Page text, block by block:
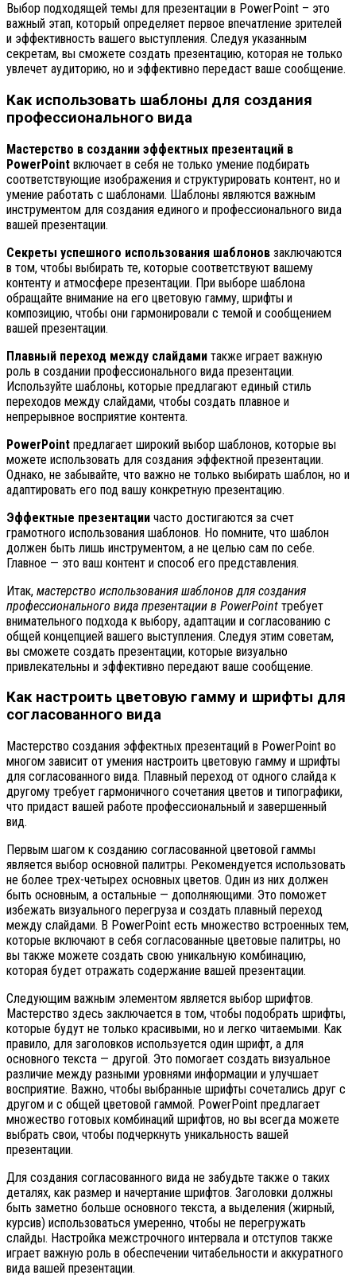
Выбор подходящей темы для презентации в PowerPoint – это
важный этап, который определяет первое впечатление зрителей
и эффективность вашего выступления. Следуя указанным
секретам, вы сможете создать презентацию, которая не только
увлечет аудиторию, но и эффективно передаст ваше сообщение.
Как использовать шаблоны для создания
профессионального вида
Мастерство в создании эффектных презентаций в
PowerPoint включает в себя не только умение подбирать
соответствующие изображения и структурировать контент, но и
умение работать с шаблонами. Шаблоны являются важным
инструментом для создания единого и профессионального вида
вашей презентации.
Секреты успешного использования шаблонов заключаются
в том, чтобы выбирать те, которые соответствуют вашему
контенту и атмосфере презентации. При выборе шаблона
обращайте внимание на его цветовую гамму, шрифты и
композицию, чтобы они гармонировали с темой и сообщением
вашей презентации.
Плавный переход между слайдами также играет важную
роль в создании профессионального вида презентации.
Используйте шаблоны, которые предлагают единый стиль
переходов между слайдами, чтобы создать плавное и
непрерывное восприятие контента.
PowerPoint предлагает широкий выбор шаблонов, которые вы
можете использовать для создания эффектной презентации.
Однако, не забывайте, что важно не только выбирать шаблон, но и
адаптировать его под вашу конкретную презентацию.
Эффектные презентации часто достигаются за счет
грамотного использования шаблонов. Но помните, что шаблон
должен быть лишь инструментом, а не целью сам по себе.
Главное — это ваш контент и способ его представления.
Итак, мастерство использования шаблонов для создания
профессионального вида презентации в PowerPoint требует
внимательного подхода к выбору, адаптации и согласованию с
общей концепцией вашего выступления. Следуя этим советам,
вы сможете создать презентации, которые визуально
привлекательны и эффективно передают ваше сообщение.
Как настроить цветовую гамму и шрифты для
согласованного вида
Мастерство создания эффектных презентаций в PowerPoint во
многом зависит от умения настроить цветовую гамму и шрифты
для согласованного вида. Плавный переход от одного слайда к
другому требует гармоничного сочетания цветов и типографики,
что придаст вашей работе профессиональный и завершенный
вид.
Первым шагом к созданию согласованной цветовой гаммы
является выбор основной палитры. Рекомендуется использовать
не более трех-четырех основных цветов. Один из них должен
быть основным, а остальные — дополняющими. Это поможет
избежать визуального перегруза и создать плавный переход
между слайдами. В PowerPoint есть множество встроенных тем,
которые включают в себя согласованные цветовые палитры, но
вы также можете создать свою уникальную комбинацию,
которая будет отражать содержание вашей презентации.
Следующим важным элементом является выбор шрифтов.
Мастерство здесь заключается в том, чтобы подобрать шрифты,
которые будут не только красивыми, но и легко читаемыми. Как
правило, для заголовков используется один шрифт, а для
основного текста — другой. Это помогает создать визуальное
различие между разными уровнями информации и улучшает
восприятие. Важно, чтобы выбранные шрифты сочетались друг с
другом и с общей цветовой гаммой. PowerPoint предлагает
множество готовых комбинаций шрифтов, но вы всегда можете
выбрать свои, чтобы подчеркнуть уникальность вашей
презентации.
Для создания согласованного вида не забудьте также о таких
деталях, как размер и начертание шрифтов. Заголовки должны
быть заметно больше основного текста, а выделения (жирный,
курсив) использоваться умеренно, чтобы не перегружать
слайды. Настройка межстрочного интервала и отступов также
играет важную роль в обеспечении читабельности и аккуратного
вида вашей презентации.